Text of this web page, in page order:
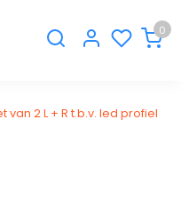
0
2 L + R t.b.v. led profiel